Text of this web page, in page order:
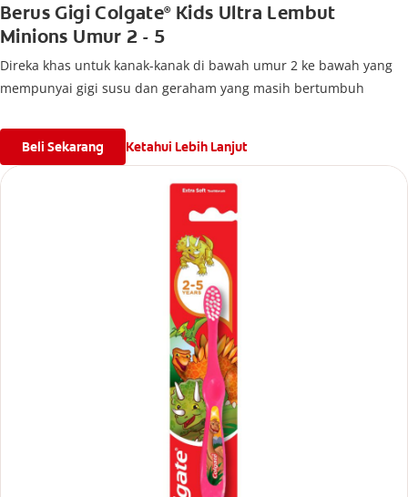
Berus Gigi Colgate®Kids Ultra Lembut
Minions Umur 2 - 5
Direka khas untuk kanak-kanak di bawah umur 2 ke bawah yang
mempunyai gigi susu dan geraham yang masih bertumbuh
Beli Sekarang Ketahui Lebih Lanjut